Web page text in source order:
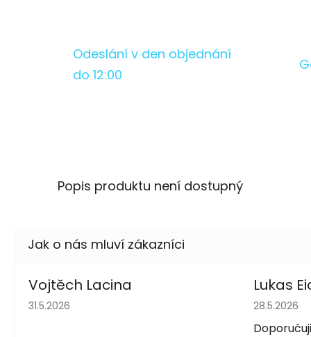
Odeslání v den objednání
do 12:00
Popis produktu není dostupný
Vojtěch Lacina
Hodnocení obchodu je 5 z 5 hvězdiček.
31.5.2026
Lukas
28.5.2026